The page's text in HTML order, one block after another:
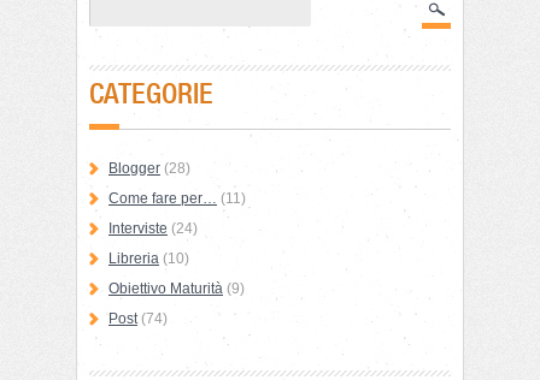
CATEGORIE
Blogger (28)
Come fare per… (11)
Interviste (24)
Libreria (10)
Obiettivo Maturità (9)
Post(74)